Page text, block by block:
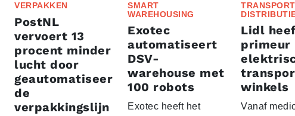
VERPAKKEN
PostNL
vervoert 13
procent minder
lucht door
geautomatiseer
de
verpakkingslijn
SMART
WAREHOUSING
Exotec
automatiseert
DSV-
warehouse met
100 robots
Exotec heeft het
Lidl
primeur
winkels
Vanaf